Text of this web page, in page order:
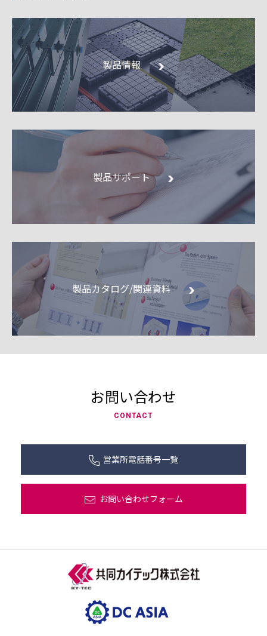
製品情報
製品サポート
製品カタログ/関連資料
お問い合わせ
CONTACT
営業所電話番号一覧
お問い合わせフォーム